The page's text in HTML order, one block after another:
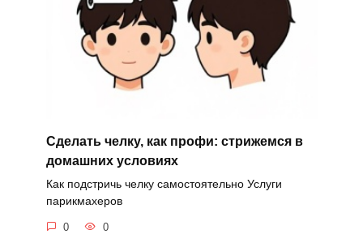
Сделать челку, как профи: стрижемся в
домашних условиях
Как подстричь челку самостоятельно Услуги
парикмахеров
0 0